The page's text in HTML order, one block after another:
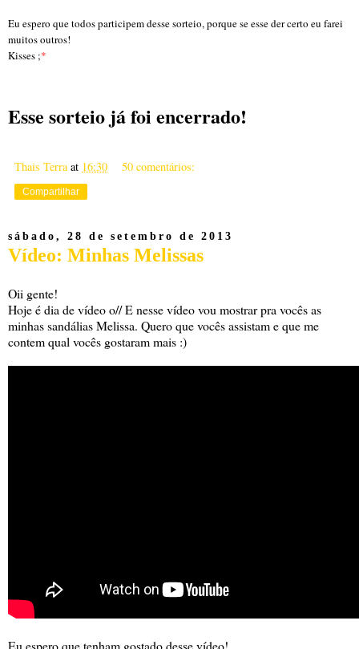
Eu espero que todos participem desse sorteio, porque se esse der certo eu farei
muitos outros!
Kisses ;*
Esse sorteio já foi encerrado!
Thais Terra at 16:30 50 comentários:
Compartilhar
sábado, 28 de setembro de 2013
Vídeo: Minhas Melissas
Oii gente!
Hoje é dia de vídeo o// E nesse vídeo vou mostrar pra vocês as
minhas sandálias Melissa. Quero que vocês assistam e que me
contem qual vocês gostaram mais :)
Eu espero que tenham gostado desse vídeo!